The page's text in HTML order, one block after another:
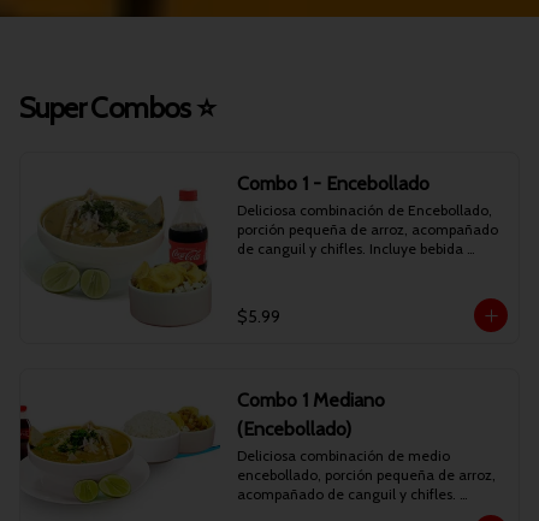
Super Combos ⭐
Combo 1 - Encebollado
Deliciosa combinación de Encebollado,
porción pequeña de arroz, acompañado
de canguil y chifles. Incluye bebida
$5.99
Combo 1 Mediano
(Encebollado)
Deliciosa combinación de medio
encebollado, porción pequeña de arroz,
acompañado de canguil y chifles.